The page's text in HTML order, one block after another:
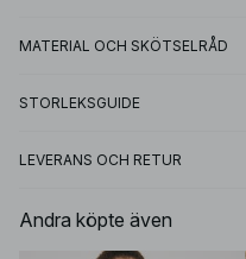
MATERIAL OCH SKÖTSELRÅD
STORLEKSGUIDE
LEVERANS OCH RETUR
Andra köpte även